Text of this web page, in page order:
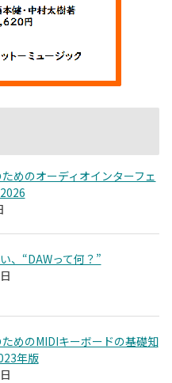
めのオーディオインターフェ
、“DAWって何？”
めのMIDIキーボードの基礎知
年版